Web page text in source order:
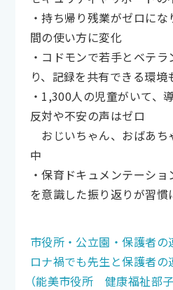
・持ち帰り残業がゼロに
間の使い方に変化
・コドモンで若手とベテ
り、記録を共有できる環境
・1,300人の児童がいて、
反対や不安の声はゼロ
おじいちゃん、おばあち
中
・保育ドキュメンテーシ
を意識した振り返りが習慣
市役所・公立園・保護者
ロナ禍でも先生と保護者
（能美市役所 健康福祉部